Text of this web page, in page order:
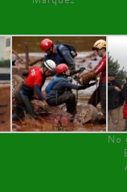
No